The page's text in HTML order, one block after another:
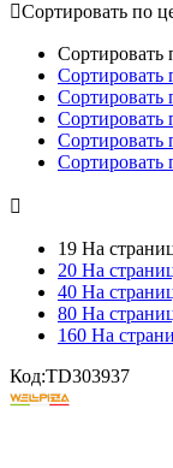
Сортировать по
Сортировать
Сортировать
Сортировать
Сортировать

19 На
20 На
40 На
80 На
160 На
Код:TD303937